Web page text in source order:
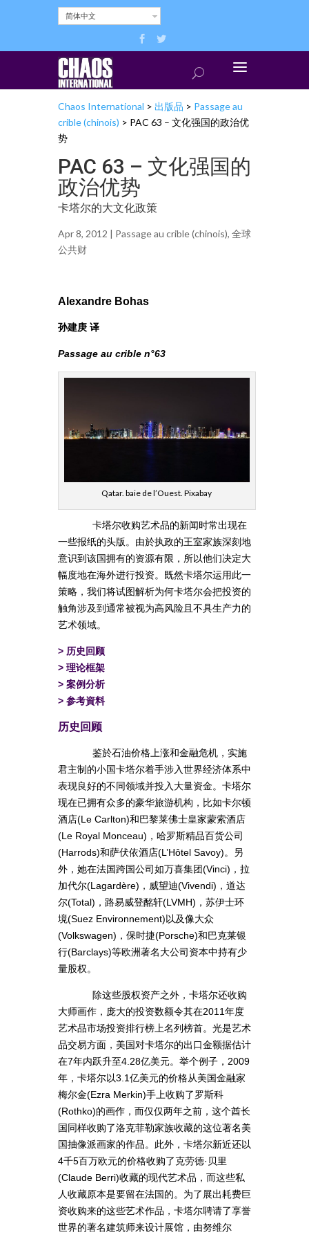
简体中文
Chaos International > 出版品 > Passage au
crible (chinois) > PAC 63 – 文化强国的政治优
势
PAC 63 – 文化强国的
政治优势
卡塔尔的大文化政策
Apr 8, 2012 | Passage au crible (chinois), 全球
公共财
Alexandre Bohas
孙建庚 译
Passage au crible n°63
Qatar. baie de l’Ouest. Pixabay
卡塔尔收购艺术品的新闻时常出现在
一些报纸的头版。由於执政的王室家族深刻地
意识到该国拥有的资源有限，所以他们决定大
幅度地在海外进行投资。既然卡塔尔运用此一
策略，我们将试图解析为何卡塔尔会把投资的
触角涉及到通常被视为高风险且不具生产力的
艺术领域。
> 历史回顾
> 理论框架
> 案例分析
> 参考資料
历史回顾
鉴於石油价格上涨和金融危机，实施
君主制的小国卡塔尔着手涉入世界经济体系中
表现良好的不同领域并投入大量资金。卡塔尔
现在已拥有众多的豪华旅游机构，比如卡尔顿
酒店(Le Carlton)和巴黎莱佛士皇家蒙索酒店
(Le Royal Monceau)，哈罗斯精品百货公司
(Harrods)和萨伏依酒店(L’Hôtel Savoy)。另
外，她在法国跨国公司如万喜集团(Vinci)，拉
加代尔(Lagardère)，威望迪(Vivendi)，道达
尔(Total)，路易威登酩轩(LVMH)，苏伊士环
境(Suez Environnement)以及像大众
(Volkswagen)，保时捷(Porsche)和巴克莱银
行(Barclays)等欧洲著名大公司资本中持有少
量股权。
除这些股权资产之外，卡塔尔还收购
大师画作，庞大的投资数额令其在2011年度
艺术品市场投资排行榜上名列榜首。光是艺术
品交易方面，美国对卡塔尔的出口金额据估计
在7年内跃升至4.28亿美元。举个例子，2009
年，卡塔尔以3.1亿美元的价格从美国金融家
梅尔金(Ezra Merkin)手上收购了罗斯科
(Rothko)的画作，而仅仅两年之前，这个酋长
国同样收购了洛克菲勒家族收藏的这位著名美
国抽像派画家的作品。此外，卡塔尔新近还以
4千5百万欧元的价格收购了克劳德·贝里
(Claude Berri)收藏的现代艺术品，而这些私
人收藏原本是要留在法国的。为了展出耗费巨
资收购来的这些艺术作品，卡塔尔聘请了享誉
世界的著名建筑师来设计展馆，由努维尔